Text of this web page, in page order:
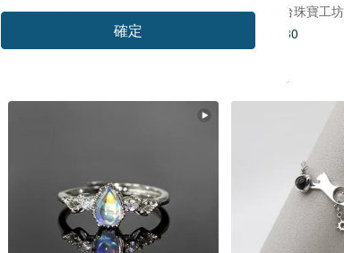
Auralite Atelier
Lipatti 仙台珠寶工坊
US$ 111.30
確定